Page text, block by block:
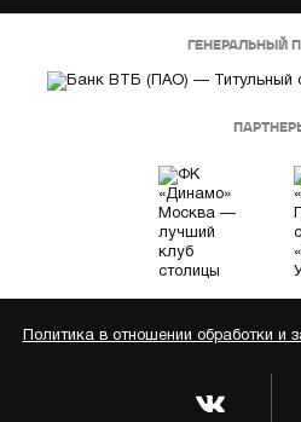
ГЕНЕРАЛЬНЫЙ
Политика в отношении обработки